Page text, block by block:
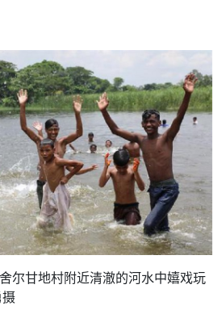
尔甘地村附近清澈的河水中嬉戏玩